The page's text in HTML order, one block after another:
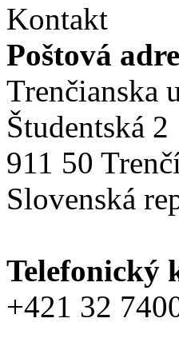
Kontakt
Poštová
Trenčianska
Študentská 2
911 50
Slovenská
Telefonický
+421 32